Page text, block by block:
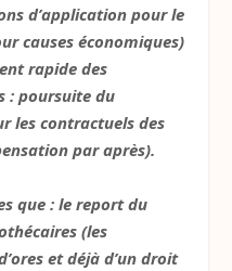
d’application pour le
causes économiques)
rapide des
: poursuite du
les contractuels des
par après).
que : le report du
(les
et déjà d’un droit